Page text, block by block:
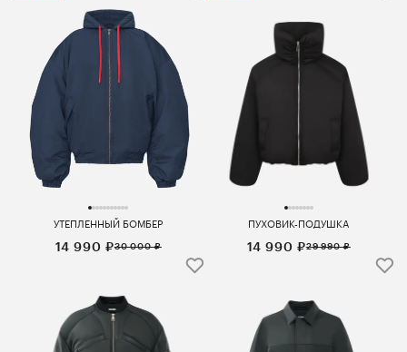
УТЕПЛЕННЫЙ БОМБЕР
14 990 ₽30 000 ₽
ПУХОВИК-ПОДУШКА
14 990 ₽29 990 ₽